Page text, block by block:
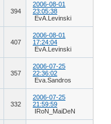
394
2006-08-01
23:05:38
EvA.Levinski
407
2006-08-01
17:24:04
EvA.Levinski
357
2006-07-25
22:36:02
Eva.Sandros
332
2006-07-25
21:59:59
IRoN_MaiDeN